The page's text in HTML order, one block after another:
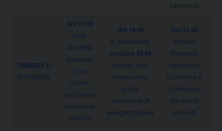
parrocchie
VENERDÌ 11
NOVEMBRE
Ore 11.00
visita
all’istituto
scolastico
“Don
Orione”
incontro con
la comunità
orionina
Ore 18.00
S. Messa della
carità Ore 18.45
Incontro con i
leaders delle
cellule
parrocchiali di
evangelizzazione
Ore 21.00
Veglia di
Preghiera
Adorazione
Eucaristica e
Confessioni
per tutta la
comunità